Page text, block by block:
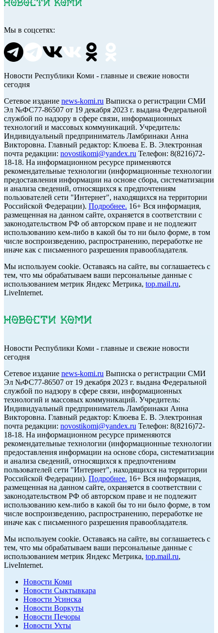
Мы в соцсетях:
Новости Республики Коми - главные и свежие новости
сегодня
Cетевое издание news-komi.ru Выписка о регистрации СМИ
Эл №ФС77-86507 от 19 декабря 2023 г. выдана Федеральной
службой по надзору в сфере связи, информационных
технологий и массовых коммуникаций. Учредитель:
Индивидуальный предприниматель Ламбринаки Анна
Викторовна. Главный редактор: Клюева Е. В. Электронная
почта редакции: novostikomi@yandex.ru Телефон: 8(8216)72-
18-18. На информационном ресурсе применяются
рекомендательные технологии (информационные технологии
предоставления информации на основе сбора, систематизации
и анализа сведений, относящихся к предпочтениям
пользователей сети "Интернет", находящихся на территории
Российской Федерации). Подробнее. 16+ Вся информация,
размещенная на данном сайте, охраняется в соответствии с
законодательством РФ об авторском праве и не подлежит
использованию кем-либо в какой бы то ни было форме, в том
числе воспроизведению, распространению, переработке не
иначе как с письменного разрешения правообладателя.
Мы используем cookie. Оставаясь на сайте, вы соглашаетесь с
тем, что мы обрабатываем ваши персональные данные с
использованием метрик Яндекс Метрика, top.mail.ru,
LiveInternet.
Новости Республики Коми - главные и свежие новости
сегодня
Cетевое издание news-komi.ru Выписка о регистрации СМИ
Эл №ФС77-86507 от 19 декабря 2023 г. выдана Федеральной
службой по надзору в сфере связи, информационных
технологий и массовых коммуникаций. Учредитель:
Индивидуальный предприниматель Ламбринаки Анна
Викторовна. Главный редактор: Клюева Е. В. Электронная
почта редакции: novostikomi@yandex.ru Телефон: 8(8216)72-
18-18. На информационном ресурсе применяются
рекомендательные технологии (информационные технологии
предоставления информации на основе сбора, систематизации
и анализа сведений, относящихся к предпочтениям
пользователей сети "Интернет", находящихся на территории
Российской Федерации). Подробнее. 16+ Вся информация,
размещенная на данном сайте, охраняется в соответствии с
законодательством РФ об авторском праве и не подлежит
использованию кем-либо в какой бы то ни было форме, в том
числе воспроизведению, распространению, переработке не
иначе как с письменного разрешения правообладателя.
Мы используем cookie. Оставаясь на сайте, вы соглашаетесь с
тем, что мы обрабатываем ваши персональные данные с
использованием метрик Яндекс Метрика, top.mail.ru,
LiveInternet.
Новости Коми
Новости Сыктывкара
Новости Усинска
Новости Воркуты
Новости Печоры
Новости Ухты